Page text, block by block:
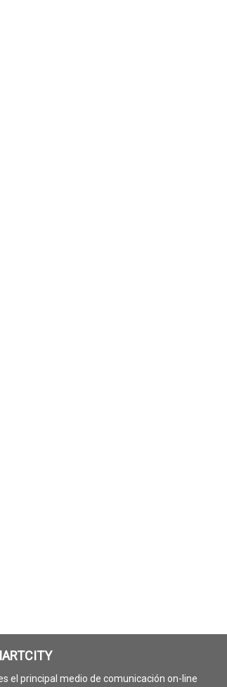
el principal medio de comunicación on-line